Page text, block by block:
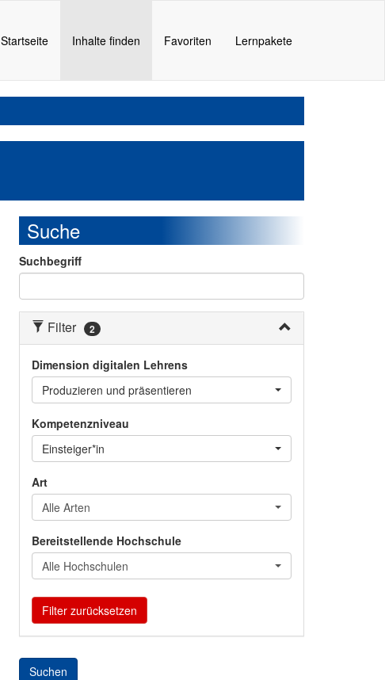
Startseite Inhalte finden (current)Favoriten Lernpakete
Suche
Suchbegriff
Filter 2
Dimension digitalen Lehrens
Produzieren und präsentieren
Kompetenzniveau
Einsteiger*in
Art
Alle Arten
Bereitstellende Hochschule
Alle Hochschulen
Filter zurücksetzen
Suchen